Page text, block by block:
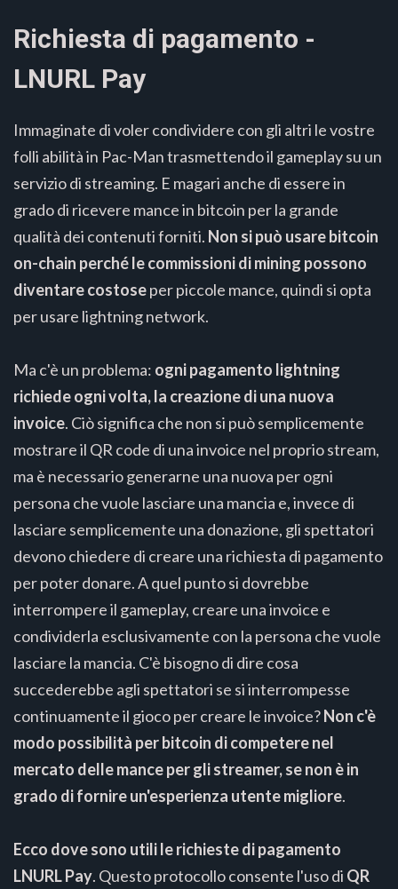
Richiesta di pagamento -
LNURL Pay
Immaginate di voler condividere con gli altri le vostre
folli abilità in Pac-Man trasmettendo il gameplay su un
servizio di streaming. E magari anche di essere in
grado di ricevere mance in bitcoin per la grande
qualità dei contenuti forniti. Non si può usare bitcoin
on-chain perché le commissioni di mining possono
diventare costoseper piccole mance, quindi si opta
per usare lightning network.
Ma c'è un problema: ogni pagamento lightning
richiede ogni volta, la creazione di una nuova
invoice. Ciò significa che non si può semplicemente
mostrare il QR code di una invoice nel proprio stream,
ma è necessario generarne una nuova per ogni
persona che vuole lasciare una mancia e, invece di
lasciare semplicemente una donazione, gli spettatori
devono chiedere di creare una richiesta di pagamento
per poter donare. A quel punto si dovrebbe
interrompere il gameplay, creare una invoice e
condividerla esclusivamente con la persona che vuole
lasciare la mancia. C'è bisogno di dire cosa
succederebbe agli spettatori se si interrompesse
continuamente il gioco per creare le invoice?Non c'è
modo possibilità per bitcoin di competere nel
mercato delle mance per gli streamer, se non è in
grado di fornire un'esperienza utente migliore.
Ecco dove sono utili le richieste di pagamento
LNURL Pay. Questo protocollo consente l'uso di QR